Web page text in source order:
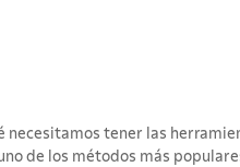
necesitamos tener las
de los métodos más